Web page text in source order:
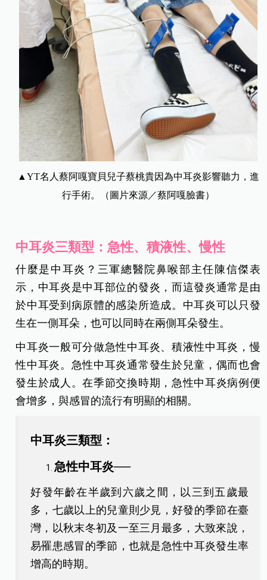
▲YT名人蔡阿嘎寶貝兒子蔡桃貴因為中耳炎影響聽力，進
行手術。（圖片來源／蔡阿嘎臉書）
中耳炎三類型：急性、積液性、慢性
什麼是中耳炎？三軍總醫院鼻喉部主任陳信傑表
示，中耳炎是中耳部位的發炎，而這發炎通常是由
於中耳受到病原體的感染所造成。中耳炎可以只發
生在一側耳朵，也可以同時在兩側耳朵發生。
中耳炎一般可分做急性中耳炎、積液性中耳炎，慢
性中耳炎。急性中耳炎通常發生於兒童，偶而也會
發生於成人。在季節交換時期，急性中耳炎病例便
會增多，與感冒的流行有明顯的相關。
中耳炎三類型：
急性中耳炎──
好發年齡在半歲到六歲之間，以三到五歲最
多，七歲以上的兒童則少見，好發的季節在臺
灣，以秋末冬初及一至三月最多，大致來說，
易罹患感冒的季節，也就是急性中耳炎發生率
增高的時期。